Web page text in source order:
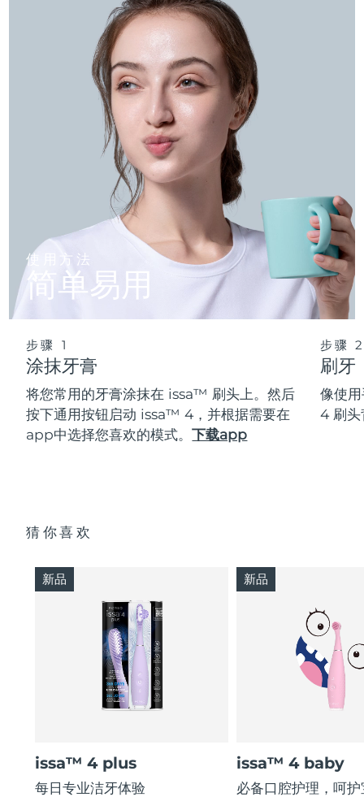
使用方法
简单易用
步骤 1
涂抹牙膏
将您常用的牙膏涂抹在 issa™ 刷头上。然后
按下通用按钮启动 issa™ 4，并根据需要在
app中选择您喜欢的模式。下载app
步骤
刷牙
像使
4 刷头
猜你喜欢
issa™ 4 plus
每日专业洁牙体验
新品
issa™ 4 baby
必备口腔护理，呵
新品